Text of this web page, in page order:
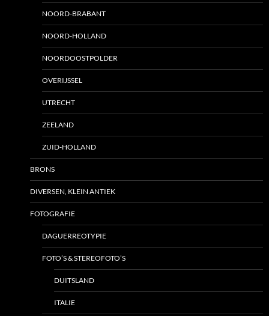
NOORD-BRABANT
NOORD-HOLLAND
NOORDOOSTPOLDER
OVERIJSSEL
UTRECHT
ZEELAND
ZUID-HOLLAND
BRONS
DIVERSEN, KLEIN ANTIEK
FOTOGRAFIE
DAGUERREOTYPIE
FOTO’S & STEREOFOTO’S
DUITSLAND
ITALIE